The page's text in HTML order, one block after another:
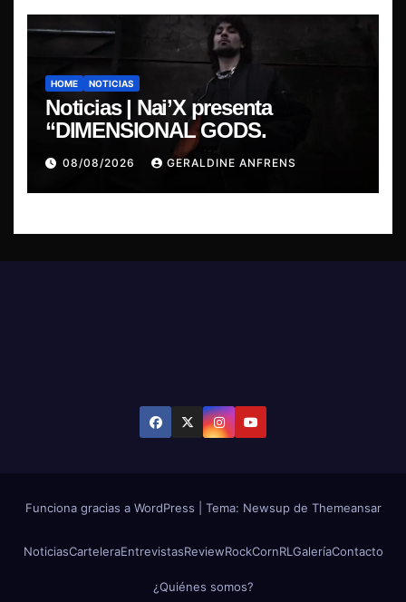
HOME NOTICIAS
Noticias | Nai’X presenta
“DIMENSIONAL GODS.
08/08/2026 GERALDINE ANFRENS
Funciona gracias a WordPress Tema: Newsup de Themeansar
NoticiasCarteleraEntrevistasReviewRockCornRL GaleríaContacto
¿Quiénes somos?